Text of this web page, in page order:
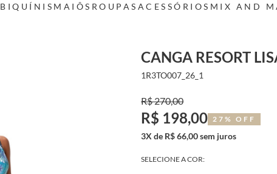
BIQUÍNIS MAIÔS ROUPAS ACESSÓRIOS MIX AND
CANGA RESORT
1R3TO007_26_1
R$ 270,00
R$ 198,00 27% OFF
3X de R$ 66,00 sem juros
SELECIONE A COR: